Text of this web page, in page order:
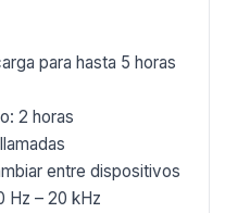
para hasta 5 horas
2 horas
entre dispositivos
Hz – 20 kHz